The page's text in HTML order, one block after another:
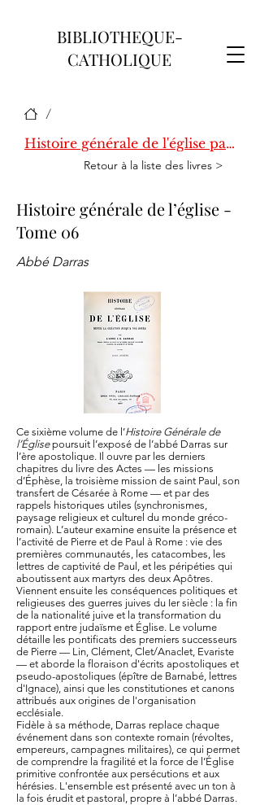
BIBLIOTHEQUE-
CATHOLIQUE
/
Histoire générale de l'église par Darras
Retour à la liste des livres >
Histoire générale de l’église -
Tome 06
Abbé Darras
Ce sixième volume de l’Histoire Générale de
l’Églisepoursuit l’exposé de l’abbé Darras sur
l’ère apostolique. Il ouvre par les derniers
chapitres du livre des Actes — les missions
d’Éphèse, la troisième mission de saint Paul, son
transfert de Césarée à Rome — et par des
rappels historiques utiles (synchronismes,
paysage religieux et culturel du monde gréco-
romain). L’auteur examine ensuite la présence et
l’activité de Pierre et de Paul à Rome : vie des
premières communautés, les catacombes, les
lettres de captivité de Paul, et les péripéties qui
aboutissent aux martyrs des deux Apôtres.
Viennent ensuite les conséquences politiques et
religieuses des guerres juives du Ier siècle : la fin
de la nationalité juive et la transformation du
rapport entre judaïsme et Église. Le volume
détaille les pontificats des premiers successeurs
de Pierre — Lin, Clément, Clet/Anaclet, Evariste
— et aborde la floraison d'écrits apostoliques et
pseudo-apostoliques (épître de Barnabé, lettres
d'Ignace), ainsi que les constitutiones et canons
attribués aux origines de l'organisation
ecclésiale.
Fidèle à sa méthode, Darras replace chaque
événement dans son contexte romain (révoltes,
empereurs, campagnes militaires), ce qui permet
de comprendre la fragilité et la force de l’Église
primitive confrontée aux persécutions et aux
hérésies. L'ensemble est présenté avec un ton à
la fois érudit et pastoral, propre à l’abbé Darras.